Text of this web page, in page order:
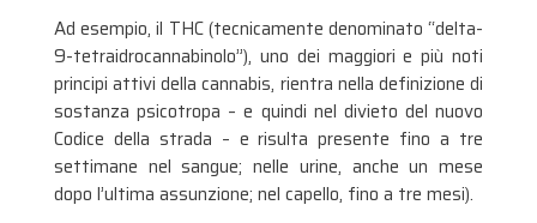
Ad esempio, il THC (tecnicamente denominato “delta-
9-tetraidrocannabinolo”), uno dei maggiori e più noti
principi attivi della cannabis, rientra nella definizione di
sostanza psicotropa – e quindi nel divieto del nuovo
Codice della strada – e risulta presente fino a tre
settimane nel sangue; nelle urine, anche un mese
dopo l’ultima assunzione; nel capello, fino a tre mesi).